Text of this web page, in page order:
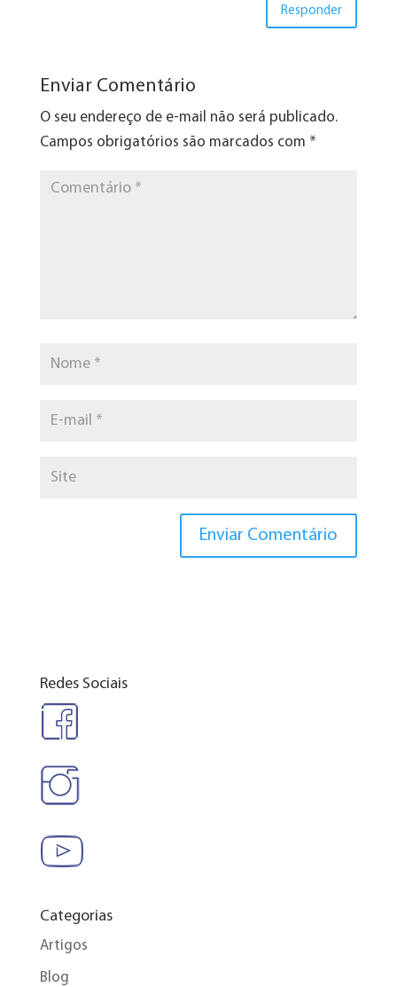
Responder
Enviar Comentário
O seu endereço de e-mail não será publicado.
Campos obrigatórios são marcados com *
Redes Sociais
Categorias
Artigos
Blog